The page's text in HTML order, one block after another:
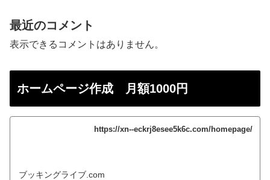
最近のコメント
表示できるコメントはありません。
ホームページ作成 月額1000円
https://xn--eckrj8esee5k6c.com/homepage/
ブッキングライブ.com